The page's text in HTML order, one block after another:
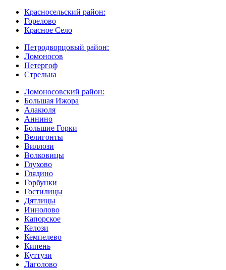
Красносельский район:
Горелово
Красное Село
Петродворцовый район:
Ломоносов
Петергоф
Стрельна
Ломоносовский район:
Большая Ижора
Алакюля
Аннино
Большие Горки
Велигонты
Виллози
Волковицы
Глухово
Глядино
Горбунки
Гостилицы
Дятлицы
Иннолово
Капорское
Келози
Кемпелево
Кипень
Куттузи
Лаголово